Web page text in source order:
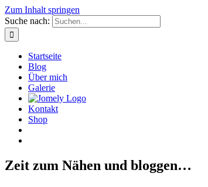
Zum Inhalt springen
Suche nach:
Startseite
Blog
Über mich
Galerie
Kontakt
Shop
Zeit zum Nähen und bloggen…